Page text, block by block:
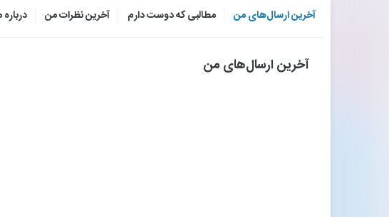
آخرین ارسال‌های من مطالبی که دوست دارم آخرین نظرات من
آخرین ارسال‌های من